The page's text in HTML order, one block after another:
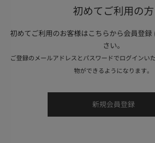
初めてご利用の方
初めてご利用のお客様はこちらから会員登録
さい。
ご登録のメールアドレスとパスワードでログインい
物ができるようになります。